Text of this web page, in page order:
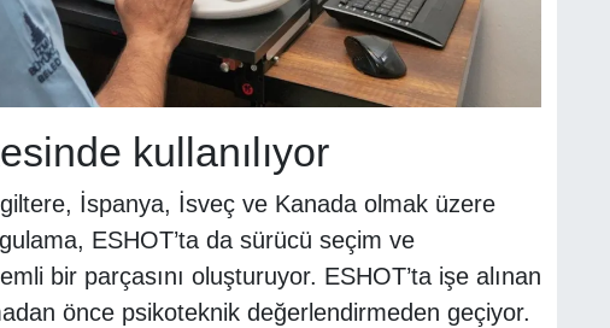
kullanılıyor
İspanya, İsveç ve Kanada olmak üzere
ESHOT’ta da sürücü seçim ve
bir parçasını oluşturuyor. ESHOT’ta işe alınan
önce psikoteknik değerlendirmeden geçiyor.